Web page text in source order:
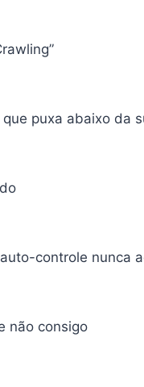
puxa abaixo da
controle nunca
não consigo